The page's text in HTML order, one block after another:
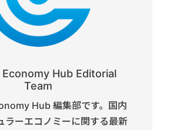
Hub Editorial
Team
Hub 編集部です。国内
ラーエコノミーに関する最新